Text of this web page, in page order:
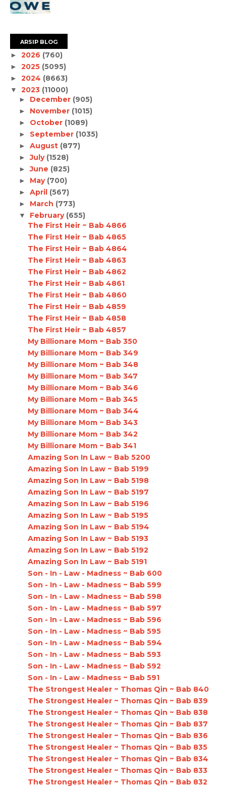
ARSIP BLOG
► 2026 (760)
► 2025 (5095)
► 2024 (8663)
▼ 2023 (11000)
► December (905)
► November (1015)
► October (1089)
► September (1035)
► August (877)
►July (1528)
►June (825)
► May (700)
► April (567)
► March (773)
▼ February (655)
The First Heir ~ Bab 4866
The First Heir ~ Bab 4865
The First Heir ~ Bab 4864
The First Heir ~ Bab 4863
The First Heir ~ Bab 4862
The First Heir ~ Bab 4861
The First Heir ~ Bab 4860
The First Heir ~ Bab 4859
The First Heir ~ Bab 4858
The First Heir ~ Bab 4857
My Billionare Mom ~ Bab 350
My Billionare Mom ~ Bab 349
My Billionare Mom ~ Bab 348
My Billionare Mom ~ Bab 347
My Billionare Mom ~ Bab 346
My Billionare Mom ~ Bab 345
My Billionare Mom ~ Bab 344
My Billionare Mom ~ Bab 343
My Billionare Mom ~ Bab 342
My Billionare Mom ~ Bab 341
Amazing Son In Law ~ Bab 5200
Amazing Son In Law ~ Bab 5199
Amazing Son In Law ~ Bab 5198
Amazing Son In Law ~ Bab 5197
Amazing Son In Law ~ Bab 5196
Amazing Son In Law ~ Bab 5195
Amazing Son In Law ~ Bab 5194
Amazing Son In Law ~ Bab 5193
Amazing Son In Law ~ Bab 5192
Amazing Son In Law ~ Bab 5191
Son - In - Law - Madness ~ Bab 600
Son - In - Law - Madness ~ Bab 599
Son - In - Law - Madness ~ Bab 598
Son - In - Law - Madness ~ Bab 597
Son - In - Law - Madness ~ Bab 596
Son - In - Law - Madness ~ Bab 595
Son - In - Law - Madness ~ Bab 594
Son - In - Law - Madness ~ Bab 593
Son - In - Law - Madness ~ Bab 592
Son - In - Law - Madness ~ Bab 591
The Strongest Healer ~ Thomas Qin ~ Bab 840
The Strongest Healer ~ Thomas Qin ~ Bab 839
The Strongest Healer ~ Thomas Qin ~ Bab 838
The Strongest Healer ~ Thomas Qin ~ Bab 837
The Strongest Healer ~ Thomas Qin ~ Bab 836
The Strongest Healer ~ Thomas Qin ~ Bab 835
The Strongest Healer ~ Thomas Qin ~ Bab 834
The Strongest Healer ~ Thomas Qin ~ Bab 833
The Strongest Healer ~ Thomas Qin ~ Bab 832